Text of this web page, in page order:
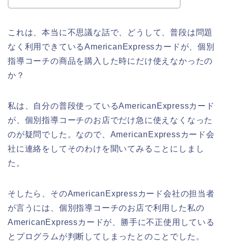
これは、本当に不思議な話で、どうして、普段は問題
なく利用できているAmericanExpressカードが、個別
指導コーチの商品を購入した時にだけ使えなかったの
か？
私は、自分の普段使っているAmericanExpressカード
が、個別指導コーチのお店でだけ急に使えなくなった
のが疑問でした。なので、AmericanExpressカード会
社に連絡をしてそのわけを聞いてみることにしまし
た。
そしたら、そのAmericanExpressカード会社の担当者
が言うには、個別指導コーチのお店で利用した私の
AmericanExpressカードが、勝手に不正使用している
とプログラムが判断してしまったとのことでした。